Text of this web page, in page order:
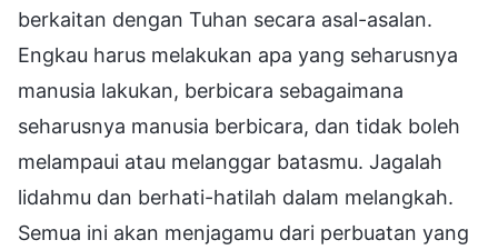
berkaitan dengan Tuhan secara asal-asalan.
Engkau harus melakukan apa yang seharusnya
manusia lakukan, berbicara sebagaimana
seharusnya manusia berbicara, dan tidak boleh
melampaui atau melanggar batasmu. Jagalah
lidahmu dan berhati-hatilah dalam melangkah.
Semua ini akan menjagamu dari perbuatan yang